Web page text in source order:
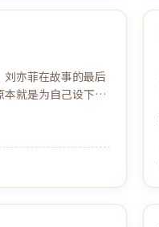
刘亦菲在故事的最后
就是为自己设下的